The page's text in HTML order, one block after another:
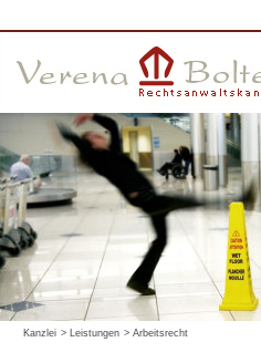
Kanzlei > Leistungen > Arbeitsrecht